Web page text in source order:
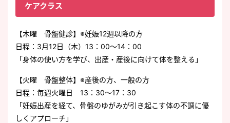
ケアクラス
【木曜 骨盤健診】※妊娠12週以降の方
日程：3月12日（木）13：00～14：00
「身体の使い方を学び、出産・産後に向けて体を整える」
【火曜 骨盤整体】※産後の方、一般の方
日程：毎週火曜日 13：30～17：30
「妊娠出産を経て、骨盤のゆがみが引き起こす体の不調に優
しくアプローチ」